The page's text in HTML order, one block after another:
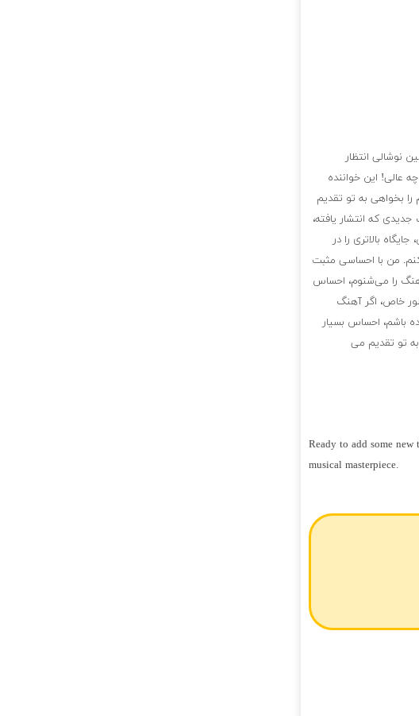
نوشالی انتظار
این خواننده
بخواهی به تو تقدیم
که انتشار یافته،
بالاتری را در
من با احساسی مثبت
را می‌شنوم، احساس
خاص، اگر آهنگ
باشم، احساس بسیار
تو تقدیم می
Ready to add some
musical masterpiece.